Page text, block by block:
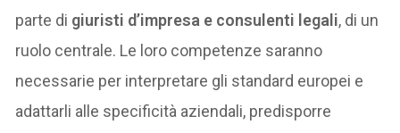
parte di giuristi d’impresa e consulenti legali, di un
ruolo centrale. Le loro competenze saranno
necessarie per interpretare gli standard europei e
adattarli alle specificità aziendali, predisporre